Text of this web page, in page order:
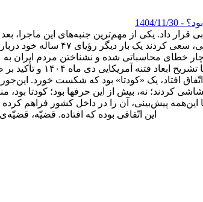
- 1404/11/30
مورد ارزیابی قرار داد. یکی از مهم‌ترین جنبه‌های
چند لایه و پیچیده و با استفاده از
حضرت آیت‌الله خامنه‌ای در
افتاد، یک «کودتا» بود که شکست خورد.
کردند؛ نه، بیش از این حرفها بود؛ کودتا بود،
با این‌همه پیش‌بینی، آن را در داخل کشور
این اتّفاقی بوده که افتاده. قضیّه، قضیّه‌ی